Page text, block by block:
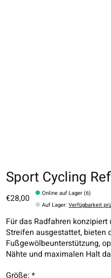
Sport Cycling
€28,00
Online auf Lager (6)
Auf Lager:Verfügbarkeit
Für das Radfahren
Streifen ausgestattet, bieten
Fußgewölbeunterstützung,
Nähte und maximalen Halt